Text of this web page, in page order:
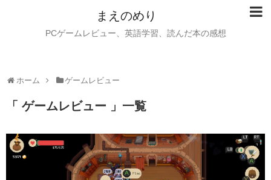
まえのめり
PCゲームレビュー、英語学習、読んだ本の感想
ホーム ゲームレビュー
「 ゲームレビュー 」一覧